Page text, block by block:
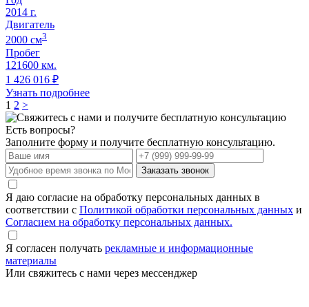
2014 г.
Двигатель
2000 cм3
Пробег
121600 км.
1 426 016 ₽
Узнать подробнее
1 2 >
Есть вопросы?
Заполните форму и получите бесплатную консультацию.
Заказать звонок
Я даю согласие на обработку персональных данных в
соответствии с Политикой обработки персональных данных и
Согласием на обработку персональных данных.
Я согласен получать рекламные и информационные
материалы
Или свяжитесь с нами через мессенджер